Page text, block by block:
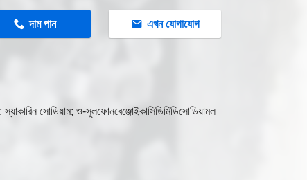
দাম পান এখন যোগাযোগ
স্যাকারিন সোডিয়াম; ও-সুলফোনবেঞ্জোইকাসিডিমিডিসোডিয়ামল